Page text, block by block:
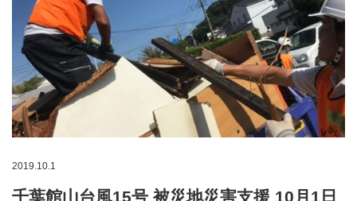
2019.10.1
千葉館山台風15号 被災地災害支援 10月1日